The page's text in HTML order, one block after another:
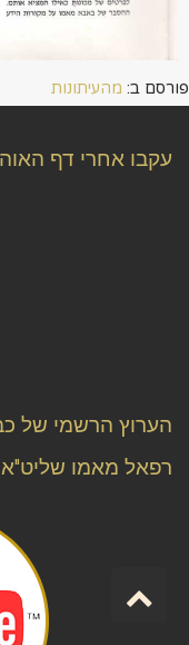
פורסם ב: מהעיתונות
עקבו אחרי דף
הערוץ הרשמי של
רפאל מאמו שליט"א
גלילה
לראש